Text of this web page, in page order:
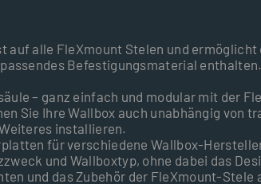
alle FleXmount Stelen und ermöglicht
Befestigungsmaterial enthalten.
– ganz einfach und modular mit der
Sie Ihre Wallbox auch unabhängig von
installieren.
für verschiedene Wallbox-
und Wallboxtyp, ohne dabei das
und das Zubehör der FleXmount-